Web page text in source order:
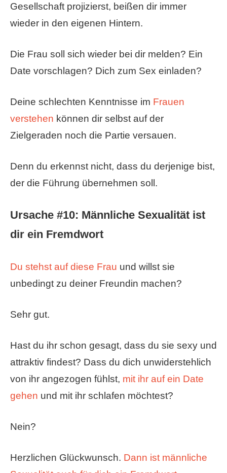
Gesellschaft projizierst, beißen dir immer
wieder in den eigenen Hintern.
Die Frau soll sich wieder bei dir melden? Ein
Date vorschlagen? Dich zum Sex einladen?
Deine schlechten Kenntnisse im Frauen
verstehen können dir selbst auf der
Zielgeraden noch die Partie versauen.
Denn du erkennst nicht, dass du derjenige bist,
der die Führung übernehmen soll.
Ursache #10: Männliche Sexualität ist
dir ein Fremdwort
Du stehst auf diese Frau und willst sie
unbedingt zu deiner Freundin machen?
Sehr gut.
Hast du ihr schon gesagt, dass du sie sexy und
attraktiv findest? Dass du dich unwiderstehlich
von ihr angezogen fühlst, mit ihr auf ein Date
gehen und mit ihr schlafen möchtest?
Nein?
Herzlichen Glückwunsch. Dann ist männliche